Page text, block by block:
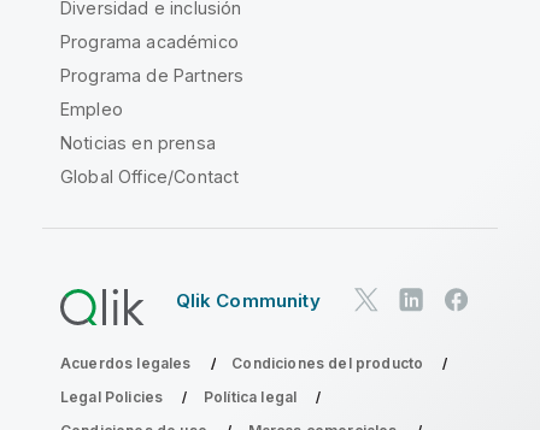
Diversidad e inclusión
Programa académico
Programa de Partners
Empleo
Noticias en prensa
Global Office/Contact
Qlik Community
Acuerdos legales
Condiciones del producto
Legal Policies
Política legal